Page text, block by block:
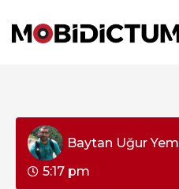
Baytan Uğur Yem
5:17 pm